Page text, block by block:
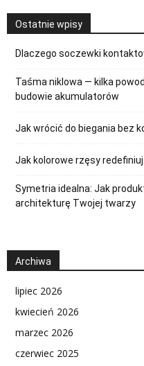
Ostatnie wpisy
Dlaczego soczewki
Taśma niklowa — kilka
budowie akumulatorów
Jak wrócić do biegania bez
Jak kolorowe rzęsy
Symetria idealna: Jak
architekturę Twojej twarzy
Archiwa
lipiec 2026
kwiecień 2026
marzec 2026
czerwiec 2025